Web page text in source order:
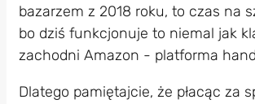
bazarzem z 2018 roku, to czas na
bo dziś funkcjonuje to niemal jak
zachodni Amazon - platforma
Dlatego pamiętajcie, że płacąc za